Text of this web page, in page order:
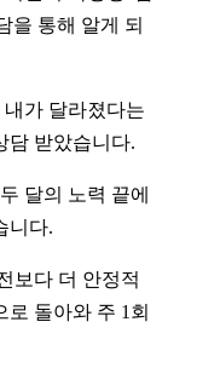
을 통해 알게 되
가 달라졌다는
담 받았습니다.
달의 노력 끝에
니다.
보다 더 안정적
돌아와 주 1회